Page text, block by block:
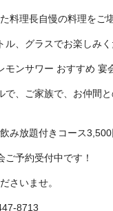
料理長自慢の料理をご
ル、グラスでお楽しみく
モンサワー おすすめ 宴
で、ご家族で、お仲間
み放題付きコース3,500
ご予約受付中です！
さいませ。
8713